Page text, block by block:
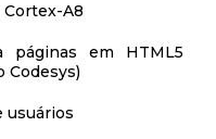
Cortex-A8
páginas em HTML5
Codesys)
usuários